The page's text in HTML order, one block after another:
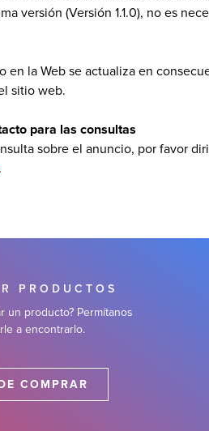
versión (Versión 1.1.0), no es
en la Web se actualiza en
sitio web.
para las consultas
sobre el anuncio, por favor
.
PRODUCTOS
un producto? Permítanos
a encontrarlo.
COMPRAR